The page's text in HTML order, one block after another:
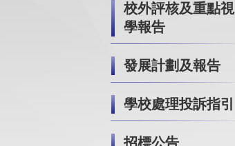
校外評核及重點視
學報告
發展計劃及報告
學校處理投訴指引
招標公告